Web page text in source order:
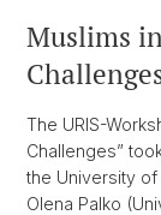
Muslims
The URIS-
Challenges”
the University
Olena Palko